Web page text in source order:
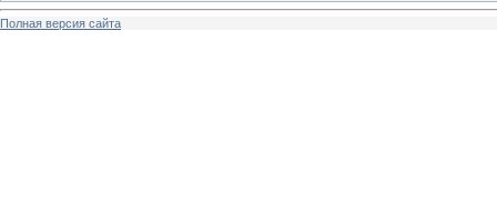
Полная версия сайта